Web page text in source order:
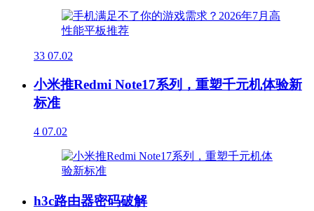
33 07.02
小米推Redmi Note17系列，重塑千元机体验新
标准
4 07.02
h3c路由器密码破解